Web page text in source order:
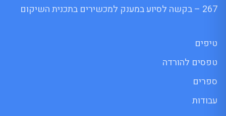
267 – בקשה לסיוע במענק למכשירים בתכנית השיקום
טיפים
טפסים להורדה
ספרים
עבודות